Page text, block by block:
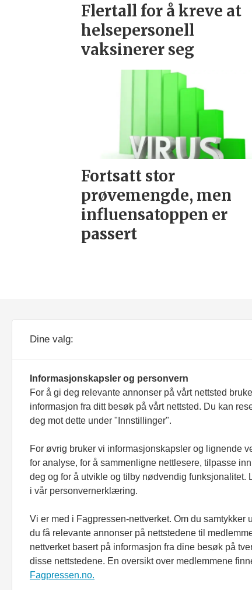
Flertall for å kreve at
helsepersonell
vaksinerer seg
Fortsatt stor
prøvemengde, men
influensatoppen er
passert
Bioingeniøren er et redaksjonelt
Utgiver er NITO Bioingeniørfaglig
faglig enhet i Norges ingeniør- og
(NITO).
Tidsskriftet Bioingeniøren er medlem av
Dine valg:
Informasjonskapsler og personvern
For å gi deg relevante annonser på vårt nettsted
informasjon fra ditt besøk på vårt nettsted. Du kan
deg mot dette under "Innstillinger".
For øvrig bruker vi informasjonskapsler og lignende
for analyse, for å sammenligne nettlesere, tilpasse
deg og for å utvikle og tilby nødvendig funksjonalitet.
i vår personvernerklæring.
Vi er med i Fagpressen-nettverket. Om du samtykker
du få relevante annonser på nettstedene til
nettverket basert på informasjon fra dine besøk på
disse nettstedene. En oversikt over medlemmene
Fagpressen.no.